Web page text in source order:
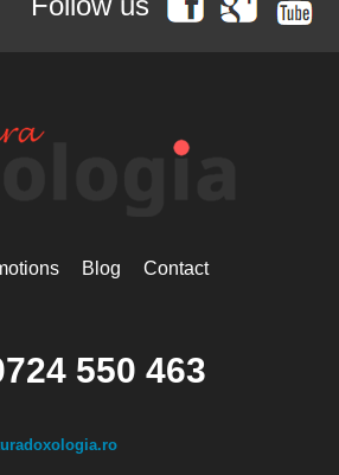
Blog Contact
550 463